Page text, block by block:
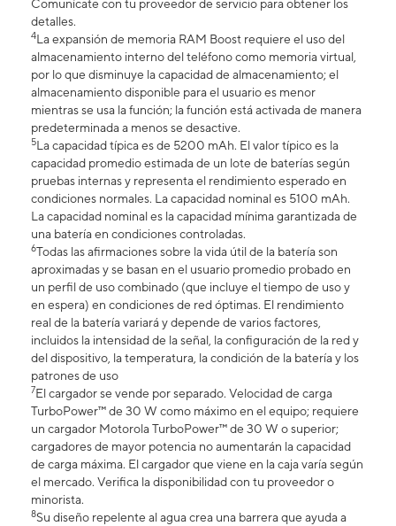
Comunícate con tu proveedor de servicio para obtener los
detalles.
4La expansión de memoria RAM Boost requiere el uso del
almacenamiento interno del teléfono como memoria virtual,
por lo que disminuye la capacidad de almacenamiento; el
almacenamiento disponible para el usuario es menor
mientras se usa la función; la función está activada de manera
predeterminada a menos se desactive.
5La capacidad típica es de 5200 mAh. El valor típico es la
capacidad promedio estimada de un lote de baterías según
pruebas internas y representa el rendimiento esperado en
condiciones normales. La capacidad nominal es 5100 mAh.
La capacidad nominal es la capacidad mínima garantizada de
una batería en condiciones controladas.
6Todas las afirmaciones sobre la vida útil de la batería son
aproximadas y se basan en el usuario promedio probado en
un perfil de uso combinado (que incluye el tiempo de uso y
en espera) en condiciones de red óptimas. El rendimiento
real de la batería variará y depende de varios factores,
incluidos la intensidad de la señal, la configuración de la red y
del dispositivo, la temperatura, la condición de la batería y los
patrones de uso
7El cargador se vende por separado. Velocidad de carga
TurboPower™ de 30 W como máximo en el equipo; requiere
un cargador Motorola TurboPower™ de 30 W o superior;
cargadores de mayor potencia no aumentarán la capacidad
de carga máxima. El cargador que viene en la caja varía según
el mercado. Verifica la disponibilidad con tu proveedor o
minorista.
8Su diseño repelente al agua crea una barrera que ayuda a